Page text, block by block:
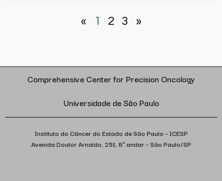
« 1 2 3 »
Comprehensive Center for Precision Oncology
Universidade de São Paulo
Instituto do Câncer do Estado de São Paulo – ICESP
Avenida Doutor Arnaldo, 251, 8º andar – São Paulo/SP